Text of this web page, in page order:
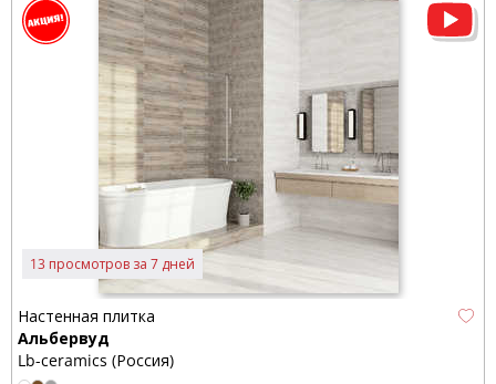
13 просмотров за 7 дней
Настенная плитка
Альбервуд
Lb-ceramics (Россия)